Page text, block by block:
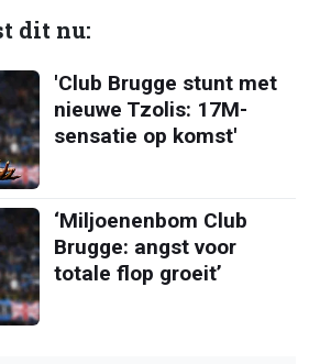
dit nu:
'Club Brugge stunt met
nieuwe Tzolis: 17M-
sensatie op komst'
‘Miljoenenbom Club
Brugge: angst voor
totale flop groeit’